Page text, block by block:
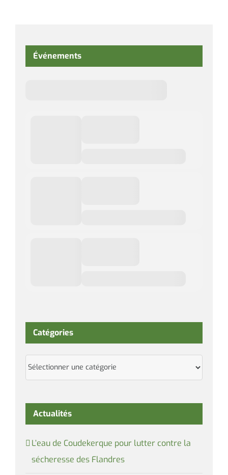
Événements
Catégories
Catégories
Actualités
L’eau de Coudekerque pour lutter contre la
sécheresse des Flandres